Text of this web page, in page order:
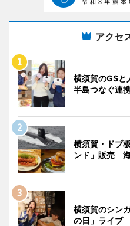
アクセ
横須賀のGSと
半島つなぐ連
横須賀・ドブ
ンド」販売
横須賀のシン
の日」ライブ